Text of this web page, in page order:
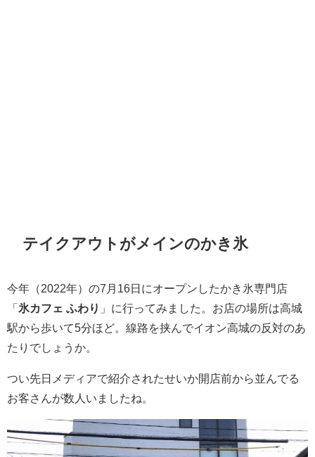
テイクアウトがメインのかき氷
今年（2022年）の7月16日にオープンしたかき氷専門店
「 氷カフェ ふわり 」に行ってみました。お店の場所は高城
駅から歩いて5分ほど。線路を挟んでイオン高城の反対のあ
たりでしょうか。
つい先日メディアで紹介されたせいか開店前から並んでる
お客さんが数人いましたね。